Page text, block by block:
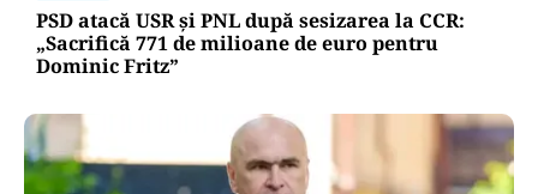
PSD atacă USR și PNL după sesizarea la CCR:
„Sacrifică 771 de milioane de euro pentru
Dominic Fritz”